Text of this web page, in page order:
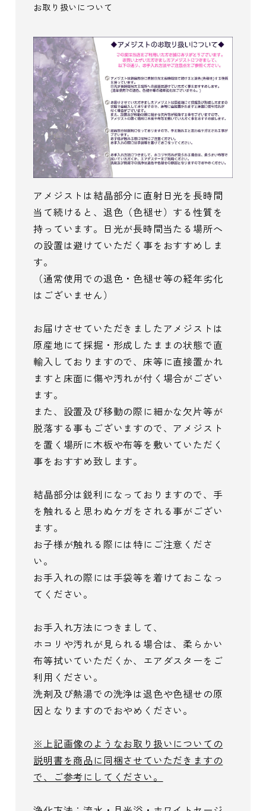
お取り扱いについて
アメジストは結晶部分に直射日光を長時間
当て続けると、退色（色褪せ）する性質を
持っています。日光が長時間当たる場所へ
の設置は避けていただく事をおすすめしま
す。
（通常使用での退色・色褪せ等の経年劣化
はございません）
お届けさせていただきましたアメジストは
原産地にて採掘・形成したままの状態で直
輸入しておりますので、床等に直接置かれ
ますと床面に傷や汚れが付く場合がござい
ます。
また、設置及び移動の際に細かな欠片等が
脱落する事もございますので、アメジスト
を置く場所に木板や布等を敷いていただく
事をおすすめ致します。
結晶部分は鋭利になっておりますので、手
を触れると思わぬケガをされる事がござい
ます。
お子様が触れる際には特にご注意くださ
い。
お手入れの際には手袋等を着けておこなっ
てください。
お手入れ方法につきまして、
ホコリや汚れが見られる場合は、柔らかい
布等拭いていただくか、エアダスターをご
利用ください。
洗剤及び熱湯での洗浄は退色や色褪せの原
因となりますのでおやめください。
※上記画像のようなお取り扱いについての
説明書を商品に同梱させていただきますの
で、ご参考にしてください。